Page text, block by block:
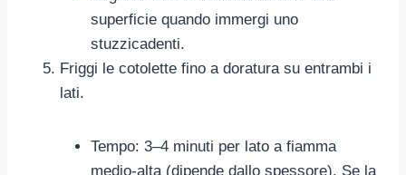
superficie quando immergi uno
stuzzicadenti.
Friggi le cotolette fino a doratura su entrambi i
lati.
Tempo: 3–4 minuti per lato a fiamma
medio-alta (dipende dallo spessore). Se la